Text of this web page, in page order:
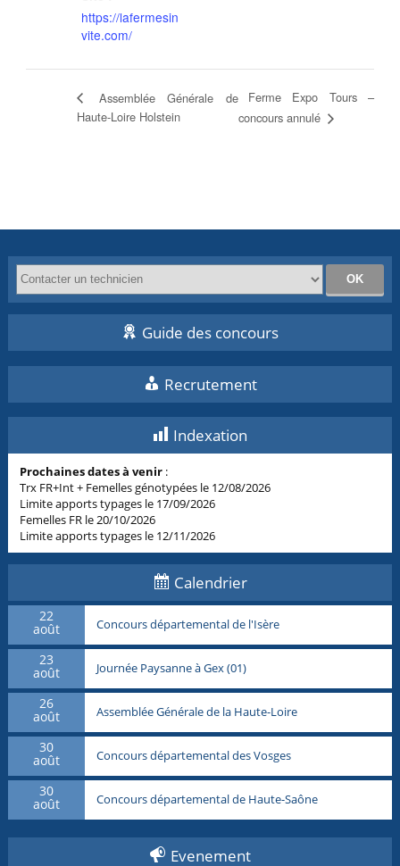
https://lafermesin
vite.com/
Assemblée Générale de
Haute-Loire Holstein
Ferme Expo Tours –
concours annulé
Guide des concours
Recrutement
Indexation
Prochaines dates à venir :
Trx FR+Int + Femelles génotypées le 12/08/2026
Limite apports typages le 17/09/2026
Femelles FR le 20/10/2026
Limite apports typages le 12/11/2026
Calendrier
22
août Concours départemental de l'Isère
23
août Journée Paysanne à Gex (01)
26
août Assemblée Générale de la Haute-Loire
30
août Concours départemental des Vosges
30
août Concours départemental de Haute-Saône
Evenement